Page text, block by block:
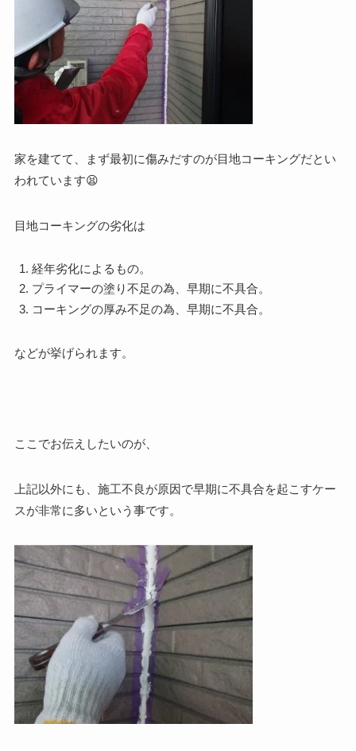
家を建てて、まず最初に傷みだすのが目地コーキングだとい
われています😫
目地コーキングの劣化は
経年劣化によるもの。
プライマーの塗り不足の為、早期に不具合。
コーキングの厚み不足の為、早期に不具合。
などが挙げられます。
ここでお伝えしたいのが、
上記以外にも、施工不良が原因で早期に不具合を起こすケー
スが非常に多いという事です。